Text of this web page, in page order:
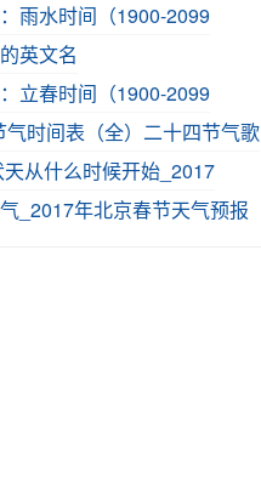
雨水时间（1900-2099
英文名
立春时间（1900-2099
时间表（全） 二十四节气歌
从什么时候开始_2017
_2017年北京春节天气预报